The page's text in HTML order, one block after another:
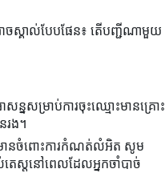
ចស្គាល់បែបផែន៖ តើបញ្ជីណាមួយ
នសម្រាប់ការចុះឈ្មោះមានគ្រោះ
រង។
មានចំពោះការកំណត់លំអិត សូម
េស្តនៅពេលដែលអ្នកចាំបាច់